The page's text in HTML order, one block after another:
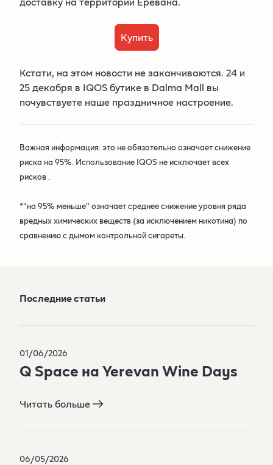
Купить
Кстати, на этом новости не заканчиваются. 24 и
25 декабря в IQOS бутике в Dalma Mall вы
почувствуете наше праздничное настроение.
Важная информация: это не обязательно означает снижение
риска на 95%. Использование IQOS не исключает всех
рисков .
*"на 95% меньше" означает среднее снижение уровня ряда
вредных химических веществ (за исключением никотина) по
сравнению с дымом контрольной сигареты.
Последние статьи
01/06/2026
Q Space на Yerevan Wine Days​
Читать больше
06/05/2026